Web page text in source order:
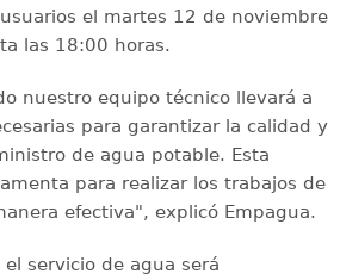
el martes 12 de noviembre
las 18:00 horas.
nuestro equipo técnico llevará a
para garantizar la calidad y
de agua potable. Esta
para realizar los trabajos de
efectiva", explicó Empagua.
servicio de agua será